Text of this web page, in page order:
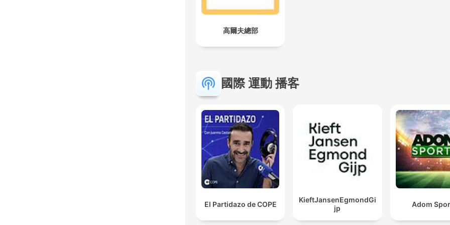
高爾夫總部
國際 運動 播客
El Partidazo de COPE
KieftJansenEgmondGi
jp
Adom